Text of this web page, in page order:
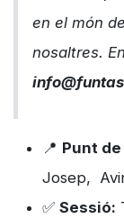
en el món
nosaltres.
📍 Punt
Josep,
✅ Sessió: